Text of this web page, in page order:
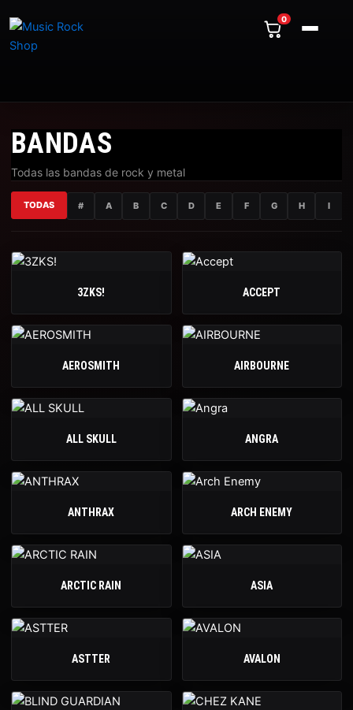
contenido
0
BANDAS
Todas las bandas de rock y metal
TODAS # A B C D E F G H I
3ZKS! ACCEPT
AEROSMITH AIRBOURNE
ALL SKULL ANGRA
ANTHRAX ARCH ENEMY
ARCTIC RAIN ASIA
ASTTER AVALON